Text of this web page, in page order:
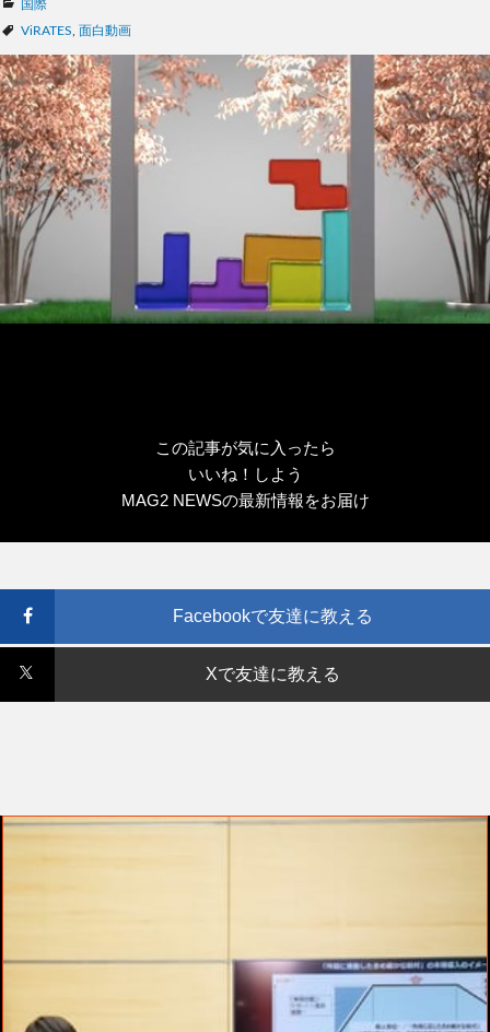
カ
テ
リ
ー
国際
タ
ViRATES 面白動画
この記事が気に入ったら
いいね！しよう
MAG2 NEWSの最新情報をお届け
Facebookで友達に教える
Xで友達に教える